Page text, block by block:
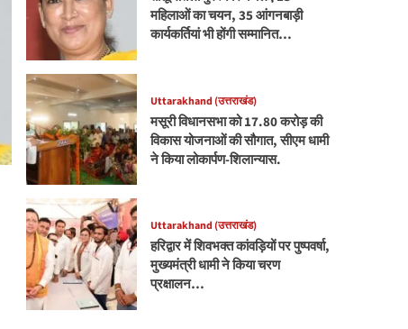
महिलाओं का चयन, 35 आंगनबाड़ी
कार्यकर्तियां भी होंगी सम्मानित…
Uttarakhand (उत्तराखंड)
मसूरी विधानसभा को 17.80 करोड़ की
विकास योजनाओं की सौगात, सीएम धामी
ने किया लोकार्पण-शिलान्यास.
Uttarakhand (उत्तराखंड)
हरिद्वार में शिवभक्त कांवड़ियों पर पुष्पवर्षा,
मुख्यमंत्री धामी ने किया चरण
प्रक्षालन…